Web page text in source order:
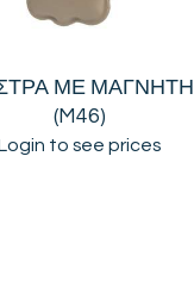
ΜΕ ΜΑΓΝΗΤΗ
(M46)
to see prices